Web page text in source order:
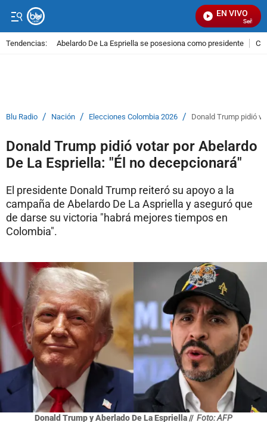
EN VIVO
Señal
Tendencias: Abelardo De La Espriella se posesiona como presidente
Blu Radio / Nación / Elecciones Colombia 2026 / Donald Trump pidió
Donald Trump pidió votar por Abelardo
De La Espriella: "Él no decepcionará"
El presidente Donald Trump reiteró su apoyo a la
campaña de Abelardo De La Aspriella y aseguró que
de darse su victoria "habrá mejores tiempos en
Colombia".
Donald Trump y Aberlado De La Espriella // Foto: AFP